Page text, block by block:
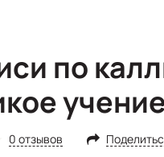
по
0 отзывов